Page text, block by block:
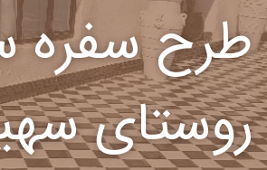
طرح سفره
روستای